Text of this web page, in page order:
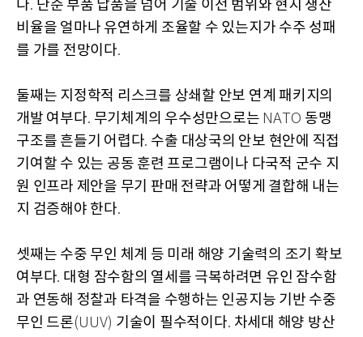
다. 단순 부품 납품을 넘어 기술 이전 범위와 현지 생산
비율을 얼마나 유연하게 조율할 수 있는지가 수주 성패
를 가를 전망이다.
둘째는 지정학적 리스크를 상쇄할 안보 연계 패키지의
개발 여부다. 무기체계의 우수성만으로는 NATO 동맹
구조를 흔들기 어렵다. 수출 대상국의 안보 현안에 직접
기여할 수 있는 공동 훈련 프로그램이나 다국적 군수 지
원 인프라 제안을 무기 판매 전략과 어떻게 결합해 내는
지 검증해야 한다.
셋째는 수중 무인 체계 등 미래 해양 기술력의 조기 확보
여부다. 대형 잠수함의 열세를 극복하려면 유인 잠수함
과 연동해 정찰과 타격을 수행하는 인공지능 기반 수중
무인 드론(UUV) 기술이 필수적이다. 차세대 해양 방산